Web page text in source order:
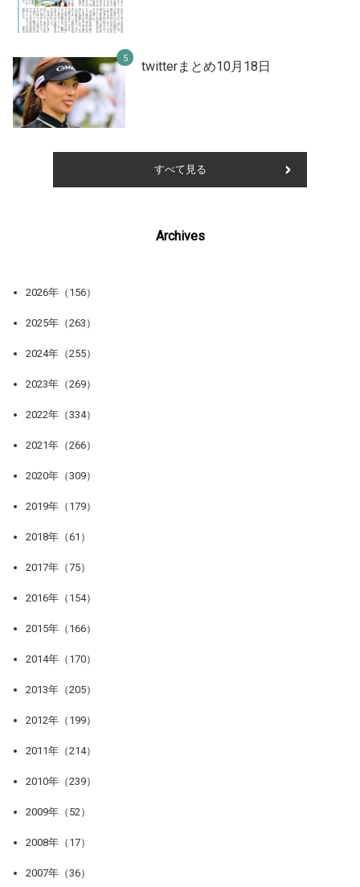
twitterまとめ10月18日
すべて見る
Archives
2026年（156）
2025年（263）
2024年（255）
2023年（269）
2022年（334）
2021年（266）
2020年（309）
2019年（179）
2018年（61）
2017年（75）
2016年（154）
2015年（166）
2014年（170）
2013年（205）
2012年（199）
2011年（214）
2010年（239）
2009年（52）
2008年（17）
2007年（36）